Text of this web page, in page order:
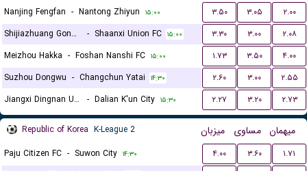
Nanjing Fengfan - Nantong Zhiyun ۱۵:۰۰ ۳.۵۰ ۳.۰۵
۲.۰۰
Shijiazhuang Gongfu FC
- Shaanxi Union FC ۱۵:۰۰ ۳.۳۰ ۳.۰۰
۲.۰۸
Meizhou Hakka - Foshan Nanshi FC ۱۵:۰۰ ۱.۷۳ ۳.۵۰
۴.۰۰
Suzhou Dongwu - Changchun Yatai ۱۴:۳۰ ۲.۶۰ ۳.۰۰
۲.۵۵
Jiangxi Dingnan United F.C
- Dalian K'un City ۱۵:۳۰ ۲.۲۷ ۳.۲۰ ۲.۷۳
Republic of Korea K-League 2 میزبان مساوی میهمان
Paju Citizen FC - Suwon City ۱۴:۳۰ ۴.۰۰ ۳.۶۰
۱.۷۱